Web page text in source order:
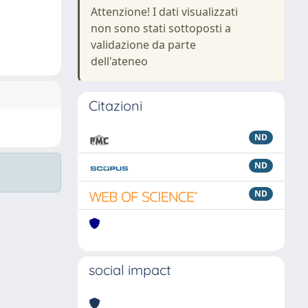
Attenzione! I dati visualizzati
non sono stati sottoposti a
validazione da parte
dell'ateneo
Citazioni
ND
ND
ND
social impact